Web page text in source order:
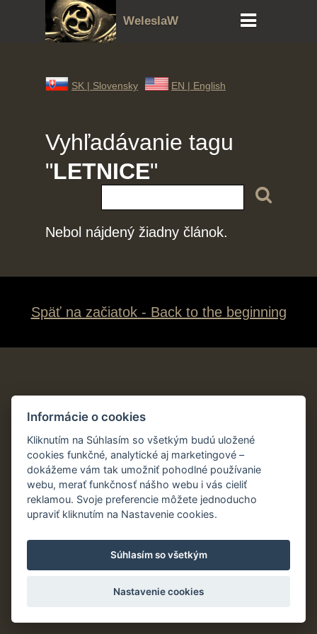
WeleslaW
SK | Slovensky EN | English
Vyhľadávanie tagu
"LETNICE"
Nebol nájdený žiadny článok.
Späť na začiatok - Back to the beginning
Informácie o cookies
Kliknutím na Súhlasím so všetkým budú uložené
cookies funkčné, analytické aj marketingové –
dokážeme vám tak umožniť pohodlné používanie
webu, merať funkčnosť nášho webu i vás cieliť
reklamou. Svoje preferencie môžete jednoducho
upraviť kliknutím na Nastavenie cookies.
Súhlasím so všetkým
Nastavenie cookies